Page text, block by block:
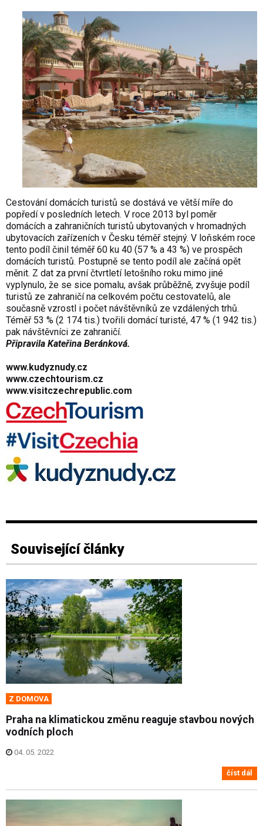
Cestování domácích turistů se dostává ve větší míře do
popředí v posledních letech. V roce 2013 byl poměr
domácích a zahraničních turistů ubytovaných v hromadných
ubytovacích zařízeních v Česku téměř stejný. V loňském roce
tento podíl činil téměř 60 ku 40 (57 % a 43 %) ve prospěch
domácích turistů. Postupně se tento podíl ale začíná opět
měnit. Z dat za první čtvrtletí letošního roku mimo jiné
vyplynulo, že se sice pomalu, avšak průběžně, zvyšuje podíl
turistů ze zahraničí na celkovém počtu cestovatelů, ale
současně vzrostl i počet návštěvníků ze vzdálených trhů.
Téměř 53 % (2 174 tis.) tvořili domácí turisté, 47 % (1 942 tis.)
pak návštěvníci ze zahraničí.
Připravila Kateřina Beránková.
www.kudyznudy.cz
www.czechtourism.cz
www.visitczechrepublic.com
Související články
Z DOMOVA
Praha na klimatickou změnu reaguje stavbou nových
vodních ploch
04. 05. 2022
číst dál